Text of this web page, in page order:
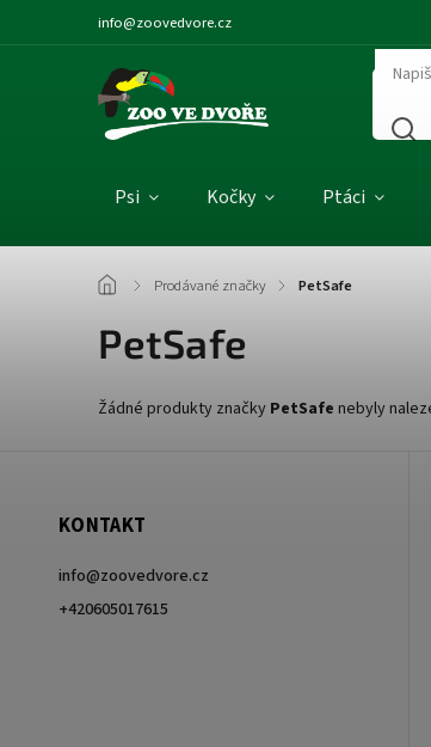
info@zoovedvore.cz
Psi Kočky Ptáci
/ Prodávané značky / PetSafe
PetSafe
Žádné produkty značky PetSafe nebyly
KONTAKT
info@zoovedvore.cz
+420605017615